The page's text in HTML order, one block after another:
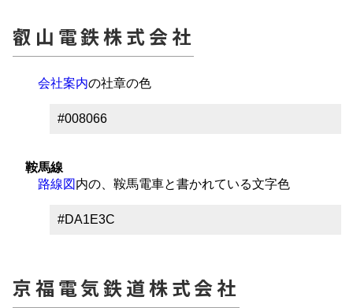
叡山電鉄株式会社
会社案内の社章の色
#008066
鞍馬線
路線図 内の、鞍馬電車と書かれている文字色
#DA1E3C
京福電気鉄道株式会社